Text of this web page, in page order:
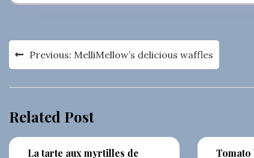
Navigation
de
l’article
Previous: MelliMellow’s delicious waffles
Related Post
La tarte aux myrtilles de
Tomato